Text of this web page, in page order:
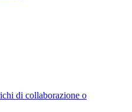
di collaborazione o